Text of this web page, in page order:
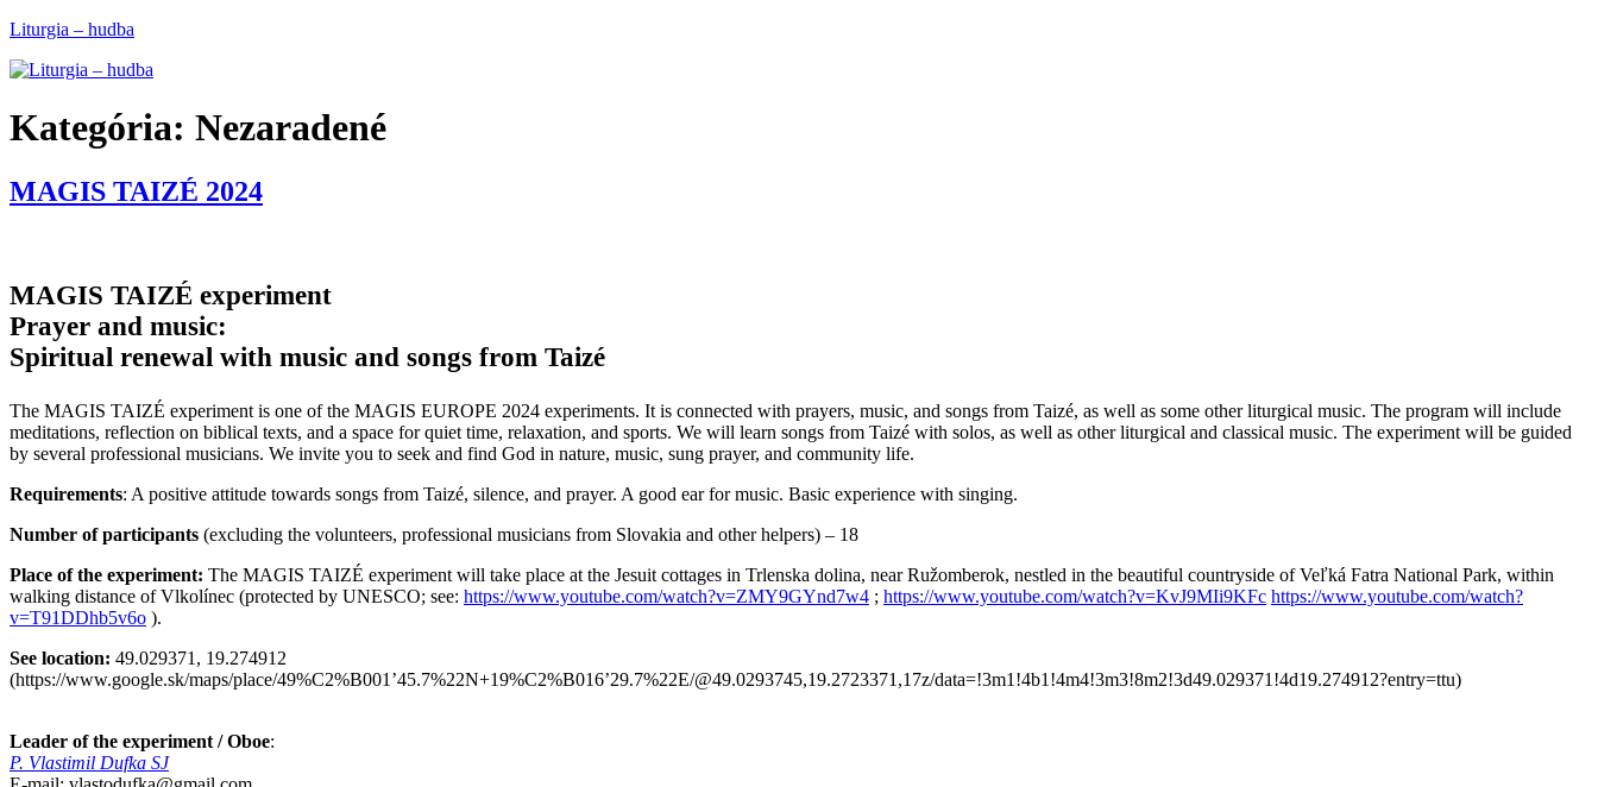
Prejsť
obsah
Liturgia – hudba
Kategória: Nezaradené
MAGIS TAIZÉ 2024
MAGIS TAIZÉ experiment
Prayer and music:
Spiritual renewal with music and songs from Taizé
The MAGIS TAIZÉ experiment is one of the MAGIS EUROPE 2024 experiments. It is connected with prayers, music, and songs from Taizé, as well as some other liturgical music. The program will include
meditations, reflection on biblical texts, and a space for quiet time, relaxation, and sports. We will learn songs from Taizé with solos, as well as other liturgical and classical music. The experiment will be guided
by several professional musicians. We invite you to seek and find God in nature, music, sung prayer, and community life.
Requirements: A positive attitude towards songs from Taizé, silence, and prayer. A good ear for music. Basic experience with singing.
Number of participants (excluding the volunteers, professional musicians from Slovakia and other helpers) – 18
Place of the experiment: The MAGIS TAIZÉ experiment will take place at the Jesuit cottages in Trlenska dolina, near Ružomberok, nestled in the beautiful countryside of Veľká Fatra National Park, within
walking distance of Vlkolínec (protected by UNESCO; see: https://www.youtube.com/watch?v=ZMY9GYnd7w4 ; https://www.youtube.com/watch?v=KvJ9MIi9KFc https://www.youtube.com/watch?
v=T91DDhb5v6o ).
See location: 49.029371, 19.274912
(https://www.google.sk/maps/place/49%C2%B001’45.7%22N+19%C2%B016’29.7%22E/@49.0293745,19.2723371,17z/data=!3m1!4b1!4m4!3m3!8m2!3d49.029371!4d19.274912?entry=ttu)
Leader of the experiment / Oboe:
P. Vlastimil Dufka SJ